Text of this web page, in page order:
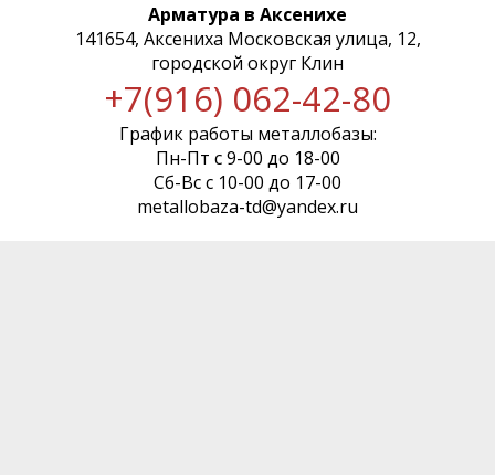
Арматура в Аксенихе
141654, Аксениха Московская улица, 12,
городской округ Клин
+7(916) 062-42-80
График работы металлобазы:
Пн-Пт с 9-00 до 18-00
Сб-Вс с 10-00 до 17-00
metallobaza-td@yandex.ru